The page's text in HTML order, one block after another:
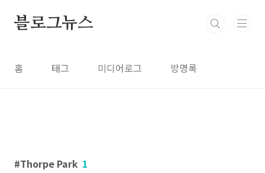
블로그뉴스
홈 태그 미디어로그 방명록
Thorpe Park 1